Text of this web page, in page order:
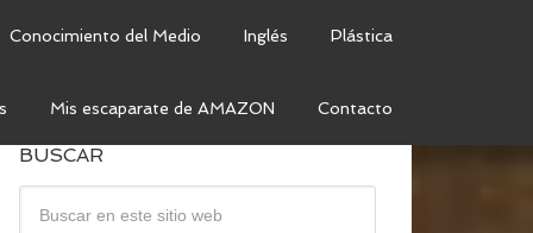
Conocimiento del Medio Inglés Plástica
Mis escaparate de AMAZON Contacto
BUSCAR